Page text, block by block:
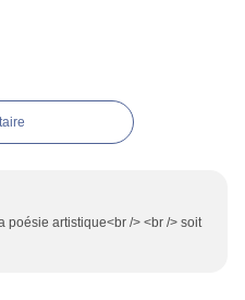
poésie artistique<br /> <br /> soit